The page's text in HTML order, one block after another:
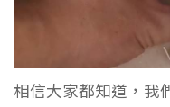
相信大家都知道，我